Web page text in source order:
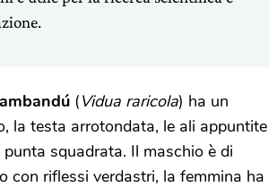
(Vidua raricola) ha un
la testa arrotondata, le ali appuntite
squadrata. Il maschio è di
con riflessi verdastri, la femmina ha